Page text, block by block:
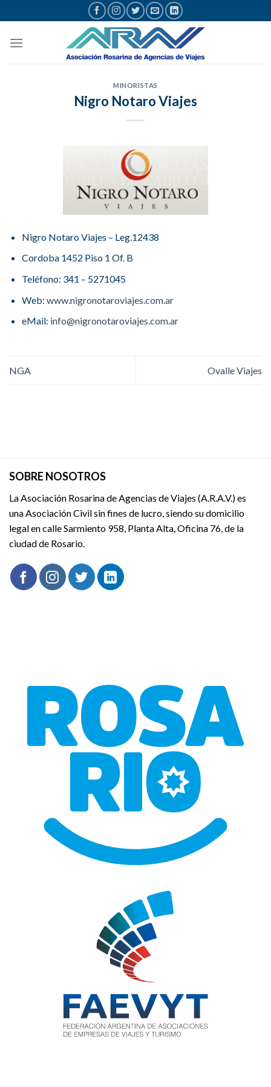
al
contenido
MINORISTAS
Nigro Notaro Viajes
Nigro Notaro Viajes – Leg.12438
Cordoba 1452 Piso 1 Of. B
Teléfono: 341 – 5271045
Web: www.nigronotaroviajes.com.ar
eMail: info@nigronotaroviajes.com.ar
NGA Ovalle Viajes
SOBRE NOSOTROS
La Asociación Rosarina de Agencias de Viajes (A.R.A.V.) es
una Asociación Civil sin fines de lucro, siendo su domicilio
legal en calle Sarmiento 958, Planta Alta, Oficina 76, de la
ciudad de Rosario.